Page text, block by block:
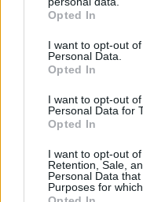
grant or deny consent
use your data for
consent section.
Opted In
I want to opt-out
Personal Data.
Opted In
I want to opt-out
Personal Data for
Opted In
I want to opt-out
Retention, Sale,
Personal Data
Purposes for
Σχετικά Άρθρα
και μάθετε πρώτοι
και τον Κόσμο, τη
Protothema.gr